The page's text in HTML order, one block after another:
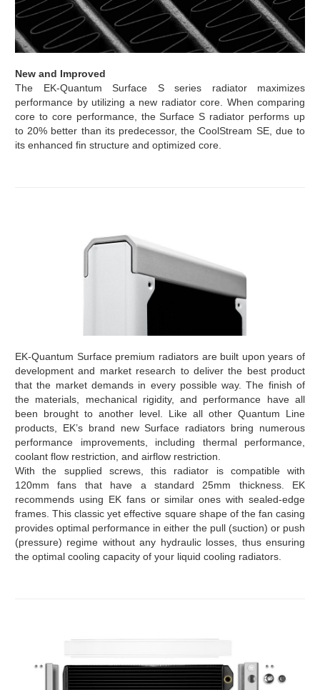
New and Improved
The EK-Quantum Surface S series radiator maximizes
performance by utilizing a new radiator core. When comparing
core to core performance, the Surface S radiator performs up
to 20% better than its predecessor, the CoolStream SE, due to
its enhanced fin structure and optimized core.
EK-Quantum Surface premium radiators are built upon years of
development and market research to deliver the best product
that the market demands in every possible way. The finish of
the materials, mechanical rigidity, and performance have all
been brought to another level. Like all other Quantum Line
products, EK’s brand new Surface radiators bring numerous
performance improvements, including thermal performance,
coolant flow restriction, and airflow restriction.
With the supplied screws, this radiator is compatible with
120mm fans that have a standard 25mm thickness. EK
recommends using EK fans or similar ones with sealed-edge
frames. This classic yet effective square shape of the fan casing
provides optimal performance in either the pull (suction) or push
(pressure) regime without any hydraulic losses, thus ensuring
the optimal cooling capacity of your liquid cooling radiators.